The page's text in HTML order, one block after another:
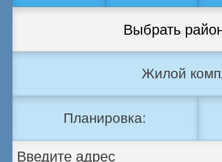
Выбрать
Жилой
Планировка: